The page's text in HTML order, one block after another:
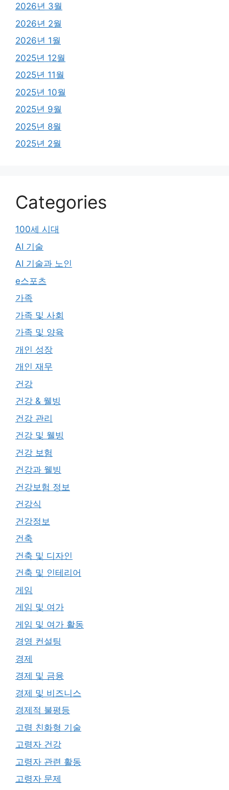
2026년 3월
2026년 2월
2026년 1월
2025년 12월
2025년 11월
2025년 10월
2025년 9월
2025년 8월
2025년 2월
Categories
100세 시대
AI 기술
AI 기술과 노인
e스포츠
가족
가족 및 사회
가족 및 양육
개인 성장
개인 재무
건강
건강 & 웰빙
건강 관리
건강 및 웰빙
건강 보험
건강과 웰빙
건강보험 정보
건강식
건강정보
건축
건축 및 디자인
건축 및 인테리어
게임
게임 및 여가
게임 및 여가 활동
경영 컨설팅
경제
경제 및 금융
경제 및 비즈니스
경제적 불평등
고령 친화형 기술
고령자 건강
고령자 관련 활동
고령자 문제